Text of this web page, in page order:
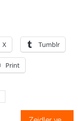
X Tumblr
Print